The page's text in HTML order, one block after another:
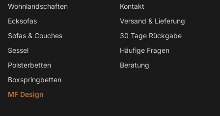
Wohnlandschaften
Ecksofas
Sofas & Couches
Sessel
Polsterbetten
Boxspringbetten
MF Design
Kontakt
Versand & Lieferung
30 Tage Rückgabe
Häufige Fragen
Beratung